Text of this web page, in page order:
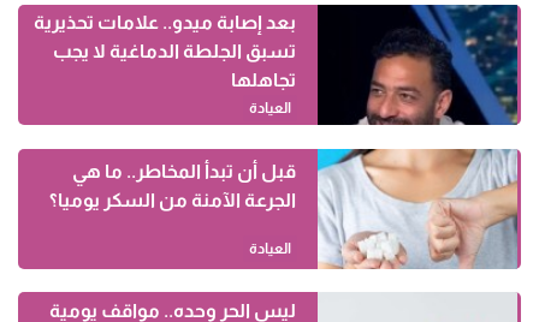
بعد إصابة ميدو.. علامات تحذيرية
تسبق الجلطة الدماغية لا يجب
تجاهلها
العيادة
قبل أن تبدأ المخاطر.. ما هي
الجرعة الآمنة من السكر يوميا؟
العيادة
ليس الحر وحده.. مواقف يومية